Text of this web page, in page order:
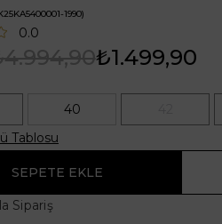
1990)
0.0
₺1.499,90
40
Tablosu
Sipariş